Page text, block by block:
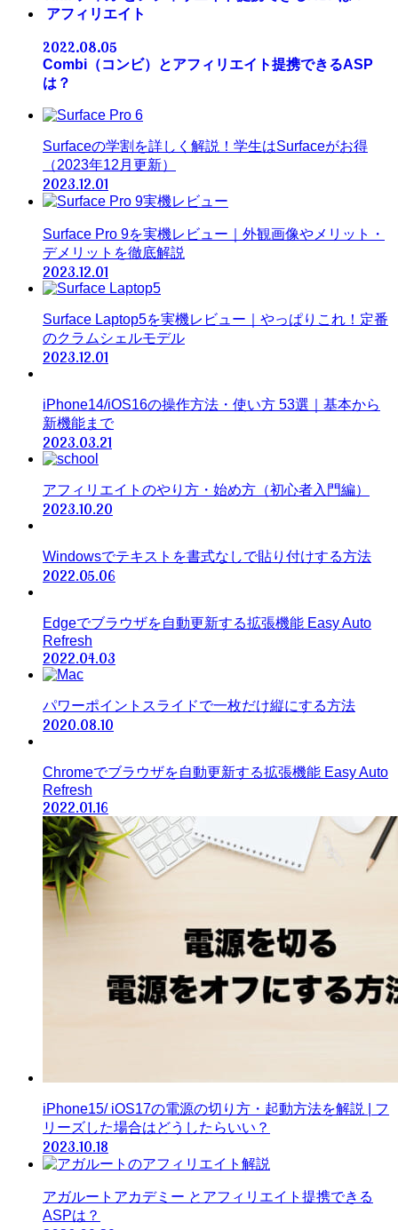
アフィリエイト
2022.08.05
Combi（コンビ）とアフィリエイト提携できるASP
は？
Surfaceの学割を詳しく解説！学生はSurfaceがお得
（2023年12月更新）
2023.12.01
Surface Pro 9を実機レビュー｜外観画像やメリット・
デメリットを徹底解説
2023.12.01
Surface Laptop5を実機レビュー｜やっぱりこれ！定番
のクラムシェルモデル
2023.12.01
iPhone14/iOS16の操作方法・使い方 53選｜基本から
新機能まで
2023.03.21
アフィリエイトのやり方・始め方（初心者入門編）
2023.10.20
Windowsでテキストを書式なしで貼り付けする方法
2022.05.06
Edgeでブラウザを自動更新する拡張機能 Easy Auto
Refresh
2022.04.03
パワーポイントスライドで一枚だけ縦にする方法
2020.08.10
Chromeでブラウザを自動更新する拡張機能 Easy Auto
Refresh
2022.01.16
iPhone15/ iOS17の電源の切り方・起動方法を解説 | フ
リーズした場合はどうしたらいい？
2023.10.18
アガルートアカデミー とアフィリエイト提携できる
ASPは？